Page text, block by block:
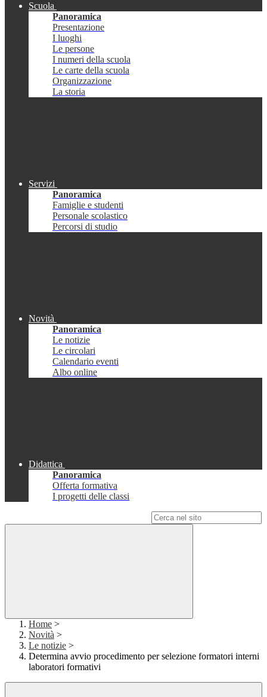
Scuola
Panoramica
Presentazione
I luoghi
Le persone
I numeri della scuola
Le carte della scuola
Organizzazione
La storia
Servizi
Panoramica
Famiglie e studenti
Personale scolastico
Percorsi di studio
Novità
Panoramica
Le notizie
Le circolari
Calendario eventi
Albo online
Didattica
Panoramica
Offerta formativa
I progetti delle classi
Home >
Novità >
Le notizie >
Determina avvio procedimento per selezione formatori interni
laboratori formativi